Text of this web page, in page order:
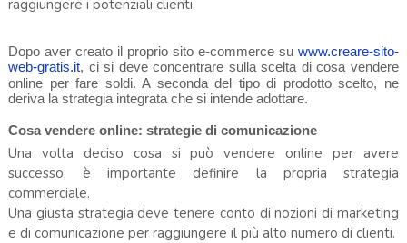
raggiungere i potenziali clienti.
Dopo aver creato il proprio sito e-commerce su www.creare-sito-
web-gratis.it, ci si deve concentrare sulla scelta di cosa vendere
online per fare soldi. A seconda del tipo di prodotto scelto, ne
deriva la strategia integrata che si intende adottare.
Cosa vendere online: strategie di comunicazione
Una volta deciso cosa si può vendere online per avere
successo, è importante definire la propria strategia
commerciale.
Una giusta strategia deve tenere conto di nozioni di marketing
e di comunicazione per raggiungere il più alto numero di clienti.